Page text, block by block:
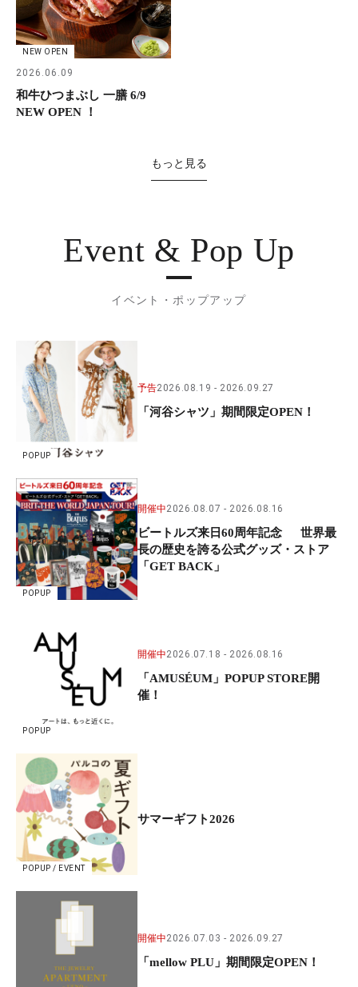
NEW OPEN
2026.06.09
和牛ひつまぶし 一膳 6/9
NEW OPEN ！
もっと見る
Event & Pop Up
イベント・ポップアップ
POPUP
予告2026.08.19 2026.09.27
「河谷シャツ」期間限定OPEN！
POPUP
開催中2026.08.07 2026.08.16
ビートルズ来日60周年記念 世界最
長の歴史を誇る公式グッズ・ストア
「GET BACK」
POPUP
開催中2026.07.18 2026.08.16
「AMUSÉUM」POPUP STORE開
催！
POPUP / EVENT
サマーギフト2026
開催中2026.07.03 2026.09.27
「mellow PLU」期間限定OPEN！